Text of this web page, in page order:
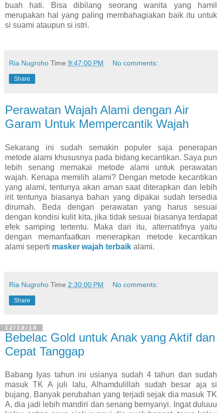
buah hati. Bisa dibilang seorang wanita yang hamil
merupakan hal yang paling membahagiakan baik itu untuk
si suami ataupun si istri.
Ria Nugroho Time 9:47:00 PM No comments:
Share
Perawatan Wajah Alami dengan Air
Garam Untuk Mempercantik Wajah
Sekarang ini sudah semakin populer saja penerapan
metode alami khususnya pada bidang kecantikan. Saya pun
lebih senang memakai metode alami untuk perawatan
wajah. Kenapa memilih alami? Dengan metode kecantikan
yang alami, tentunya akan aman saat diterapkan dan lebih
irit tentunya biasanya bahan yang dipakai sudah tersedia
dirumah. Beda dengan perawatan yang harus sesuai
dengan kondisi kulit kita, jika tidak sesuai biasanya terdapat
efek samping tertentu. Maka dari itu, alternatifnya yaitu
dengan memanfaatkan menerapkan metode kecantikan
alami seperti masker wajah terbaik alami.
Ria Nugroho Time 2:30:00 PM No comments:
Share
12/18/18
Bebelac Gold untuk Anak yang Aktif dan
Cepat Tanggap
Babang Iyas tahun ini usianya sudah 4 tahun dan sudah
masuk TK A juli lalu, Alhamdulillah sudah besar aja si
bujang. Banyak perubahan yang terjadi sejak dia masuk TK
A, dia jadi lebih mandiri dan senang bernyanyi. Ingat duluuu